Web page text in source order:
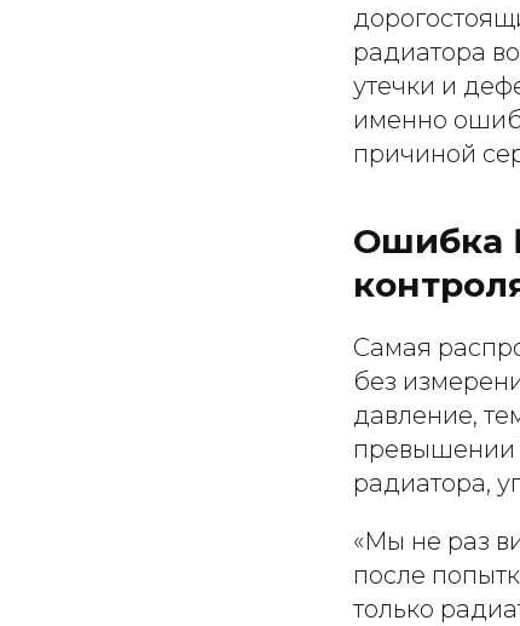
радиатора
утечки и
именно
причиной
Ошибка
Самая
без
давление,
превышении
радиатора,
«Мы не раз
после
только